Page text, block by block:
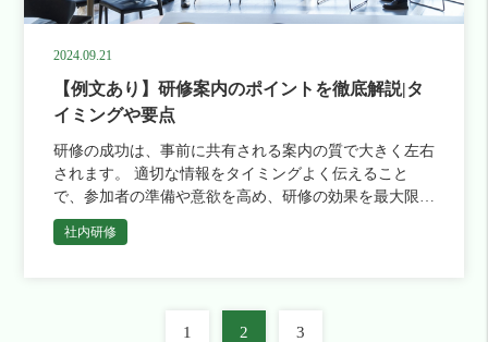
2024.09.21
【例文あり】研修案内のポイントを徹底解説|タ
イミングや要点
研修の成功は、事前に共有される案内の質で大きく左右
されます。 適切な情報をタイミングよく伝えること
で、参加者の準備や意欲を高め、研修の効果を最大限に
引き出すことが可能です。 この記事では、研修案内を
効果的に作成するための […]
社内研修
1 2 3